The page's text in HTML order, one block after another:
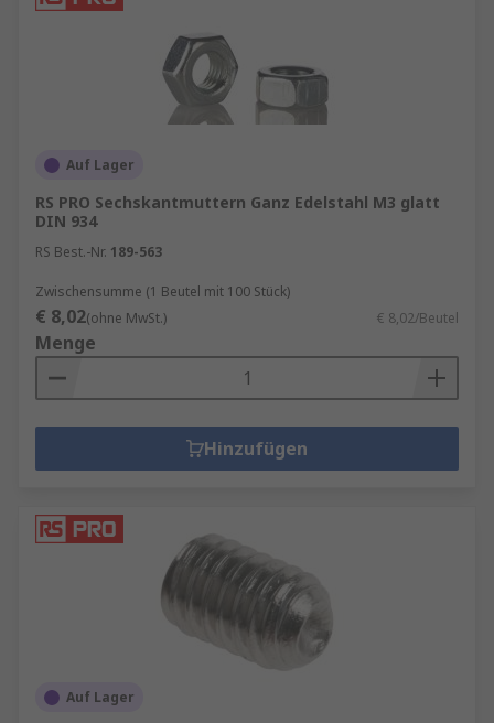
Auf Lager
RS PRO Sechskantmuttern Ganz Edelstahl M3 glatt
DIN 934
RS Best.-Nr. 189-563
Zwischensumme (1 Beutel mit 100 Stück)
€ 8,02(ohne MwSt.) € 8,02/Beutel
Menge
Hinzufügen
Auf Lager